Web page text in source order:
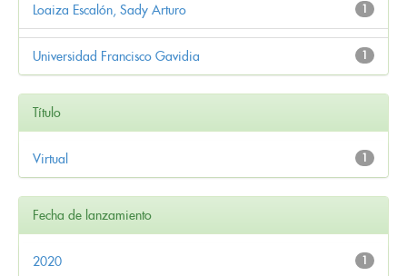
1
Loaiza Escalón, Sady Arturo
1
Universidad Francisco Gavidia
Título
1
Virtual
Fecha de lanzamiento
1
2020